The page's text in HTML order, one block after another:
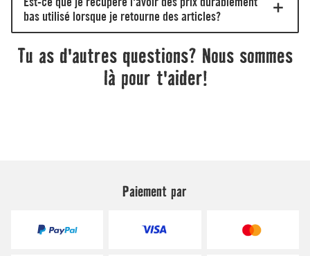
Paiement par